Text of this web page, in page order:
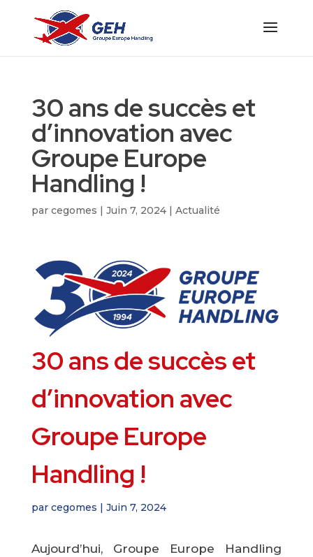
30 ans de succès et
d’innovation avec
Groupe Europe
Handling !
par cegomes | Juin 7, 2024| Actualité
30 ans de succès et
d’innovation avec
Groupe Europe
Handling !
par cegomes Juin 7, 2024
Aujourd’hui, Groupe Europe Handling